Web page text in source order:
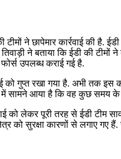
ने छापेमार कार्रवाई की है.
ने बताया कि ईडी की
उपलब्ध कराई गई है.
गुप्त रखा गया है. अभी तक इस
में सामने आया है कि वह कुछ समय
को लेकर पूरी तरह से ईडी टीम
को सुरक्षा कारणों से लगाए गए